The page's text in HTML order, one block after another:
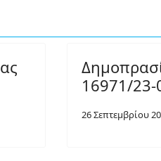
16971/23-
26 Σεπτεμβρίου